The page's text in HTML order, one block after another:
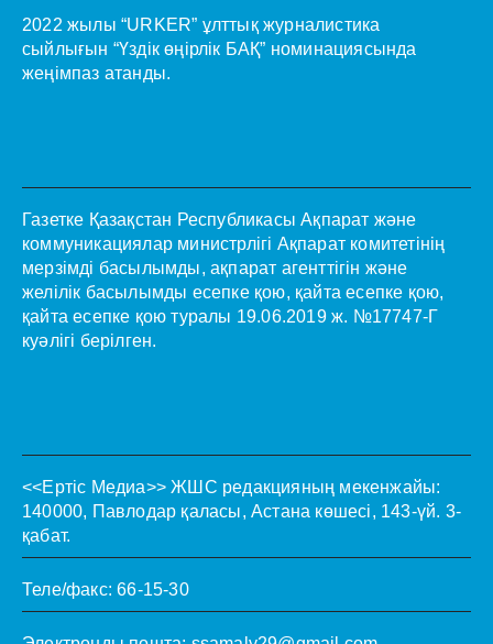
2022 жылы “URKER” ұлттық журналистика
сыйлығын “Үздік өңірлік БАҚ” номинациясында
жеңімпаз атанды.
Газетке Қазақстан Республикасы Ақпарат және
коммуникациялар министрлігі Ақпарат комитетінің
мерзімді басылымды, ақпарат агенттігін және
желілік басылымды есепке қою, қайта есепке қою,
қайта есепке қою туралы 19.06.2019 ж. №17747-Г
куәлігі берілген.
<<Ертіс Медиа>> ЖШС редакцияның мекенжайы:
140000, Павлодар қаласы, Астана көшесі, 143-үй. 3-
қабат.
Теле/факс: 66-15-30